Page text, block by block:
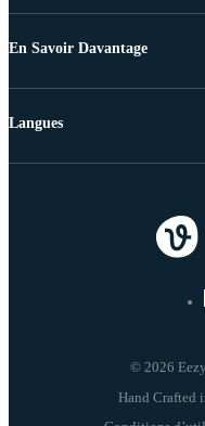
En Savoir Davantage
© 2026
Langues